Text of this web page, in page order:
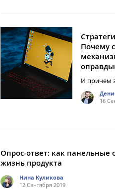
Почему
И причем
16
Опрос-ответ: как панельные
жизнь продукта
Нина Куликова
12 Сентября 2019